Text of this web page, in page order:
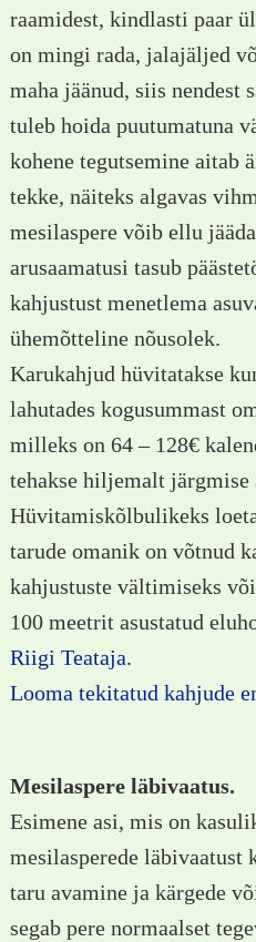
raamidest, kindlasti paar
on mingi rada, jalajäljed
maha jäänud, siis nendest
tuleb hoida puutumatuna
kohene tegutsemine aitab
tekke, näiteks algavas
mesilaspere võib ellu
arusaamatusi tasub
kahjustust menetlema
ühemõtteline nõusolek.
Karukahjud hüvitatakse
lahutades kogusummast
milleks on 64 – 128€
tehakse hiljemalt järgmise
Hüvitamiskõlbulikeks
tarude omanik on võtnud
kahjustuste vältimiseks
100 meetrit asustatud
Riigi Teataja.
Looma tekitatud kahjude
Mesilaspere läbivaatus.
Esimene asi, mis on
mesilasperede läbivaatust
taru avamine ja kärgede
segab pere normaalset